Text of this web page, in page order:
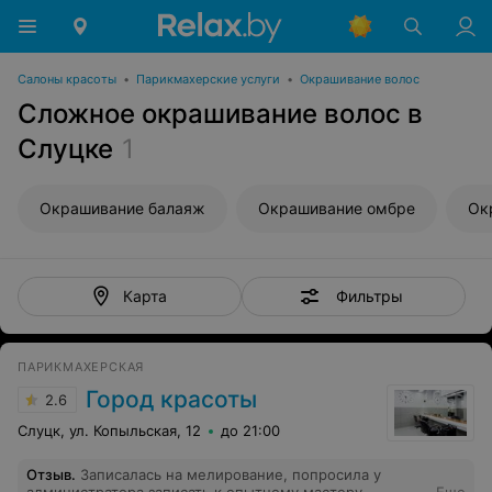
Салоны красоты • Парикмахерские услуги • Окрашивание волос
Сложное окрашивание волос в
Слуцке 1
Окрашивание балаяж Окрашивание омбре
Карта Фильтры
ПАРИКМАХЕРСКАЯ
2.6 Город красоты
Слуцк, ул. Копыльская, 12 до 21:00
Отзыв. Записалась на мелирование, попросила у